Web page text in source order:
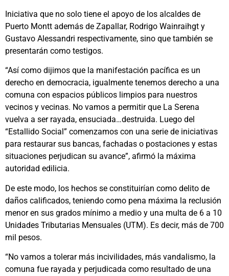
Iniciativa que no solo tiene el apoyo de los alcaldes de
Puerto Montt además de Zapallar, Rodrigo Wainraihgt y
Gustavo Alessandri respectivamente, sino que también se
presentarán como testigos.
“Así como dijimos que la manifestación pacífica es un
derecho en democracia, igualmente tenemos derecho a una
comuna con espacios públicos limpios para nuestros
vecinos y vecinas. No vamos a permitir que La Serena
vuelva a ser rayada, ensuciada…destruida. Luego del
“Estallido Social” comenzamos con una serie de iniciativas
para restaurar sus bancas, fachadas o postaciones y estas
situaciones perjudican su avance”, afirmó la máxima
autoridad edilicia.
De este modo, los hechos se constituirían como delito de
daños calificados, teniendo como pena máxima la reclusión
menor en sus grados mínimo a medio y una multa de 6 a 10
Unidades Tributarias Mensuales (UTM). Es decir, más de 700
mil pesos.
“No vamos a tolerar más incivilidades, más vandalismo, la
comuna fue rayada y perjudicada como resultado de una